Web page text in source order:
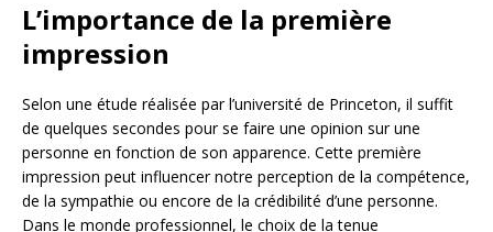
L’importance de la première
impression
Selon une étude réalisée par l’université de Princeton, il suffit
de quelques secondes pour se faire une opinion sur une
personne en fonction de son apparence. Cette première
impression peut influencer notre perception de la compétence,
de la sympathie ou encore de la crédibilité d’une personne.
Dans le monde professionnel, le choix de la tenue